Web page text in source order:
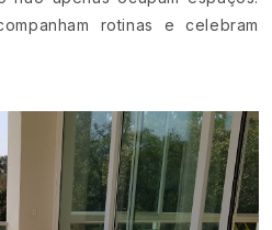
rotinas e celebram